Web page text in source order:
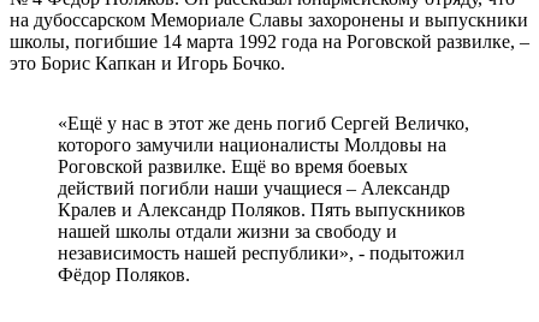
на дубоссарском Мемориале Славы захоронены и выпускники
школы, погибшие 14 марта 1992 года на Роговской развилке, –
это Борис Капкан и Игорь Бочко.
«Ещё у нас в этот же день погиб Сергей Величко,
которого замучили националисты Молдовы на
Роговской развилке. Ещё во время боевых
действий погибли наши учащиеся – Александр
Кралев и Александр Поляков. Пять выпускников
нашей школы отдали жизни за свободу и
независимость нашей республики», - подытожил
Фёдор Поляков.